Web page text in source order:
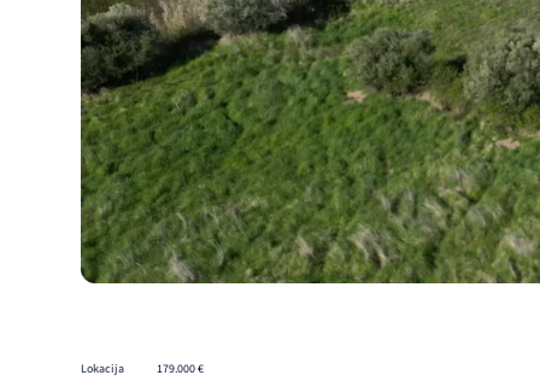
Lokacija 179.000 €